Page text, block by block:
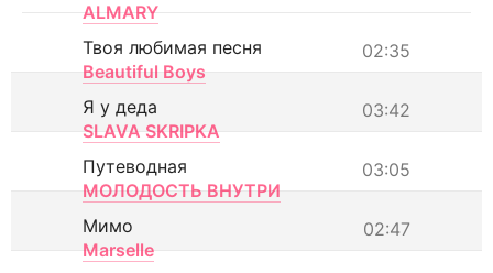
ALMARY
02:35
Твоя любимая песня
Beautiful Boys
03:42
Я у деда
SLAVA SKRIPKA
03:05
Путеводная
МОЛОДОСТЬ ВНУТРИ
02:47
Мимо
Marselle